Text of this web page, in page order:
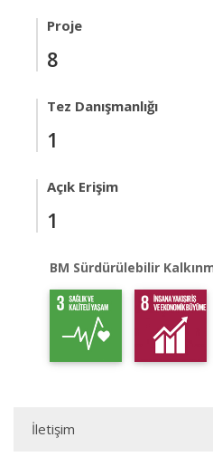
Proje
8
Tez Danışmanlığı
1
Açık Erişim
1
BM Sürdürülebilir
İletişim